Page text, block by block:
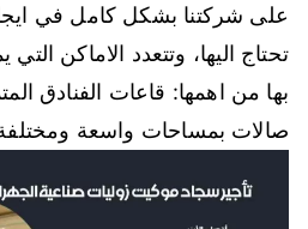
على شركتنا بشكل كامل في
تحتاج اليها، وتتعدد الاماكن التي
بها من اهمها: قاعات الفنادق
صالات بمساحات واسعة